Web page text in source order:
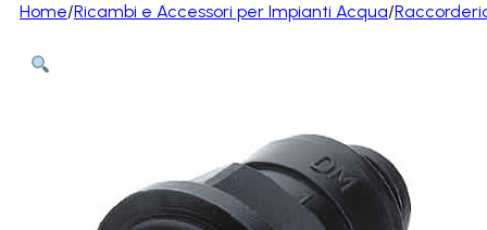
Home/Ricambi e Accessori per Impianti Acqua/